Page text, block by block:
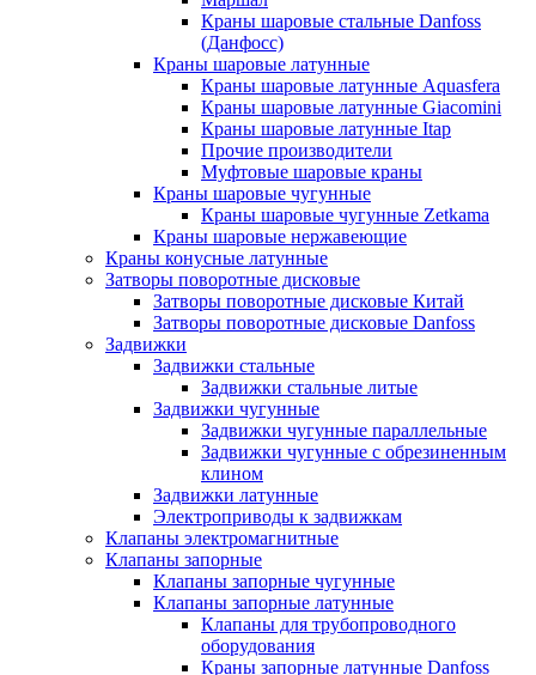
Краны шаровые стальные Danfoss
(Данфосс)
Краны шаровые латунные
Краны шаровые латунные Aquasfera
Краны шаровые латунные Giacomini
Краны шаровые латунные Itap
Прочие производители
Муфтовые шаровые краны
Краны шаровые чугунные
Краны шаровые чугунные Zetkama
Краны шаровые нержавеющие
Краны конусные латунные
Затворы поворотные дисковые
Затворы поворотные дисковые Китай
Затворы поворотные дисковые Danfoss
Задвижки
Задвижки стальные
Задвижки стальные литые
Задвижки чугунные
Задвижки чугунные параллельные
Задвижки чугунные с обрезиненным
клином
Задвижки латунные
Электроприводы к задвижкам
Клапаны электромагнитные
Клапаны запорные
Клапаны запорные чугунные
Клапаны запорные латунные
Клапаны для трубопроводного
оборудования
Краны запорные латунные Danfoss